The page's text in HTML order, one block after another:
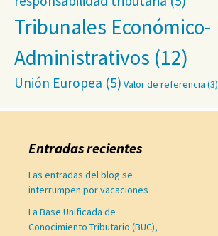
Tribunales Económico-
Administrativos (12)
Unión Europea (5) Valor de referencia (3)
Entradas recientes
Las entradas del blog se
interrumpen por vacaciones
La Base Unificada de
Conocimiento Tributario (BUC),